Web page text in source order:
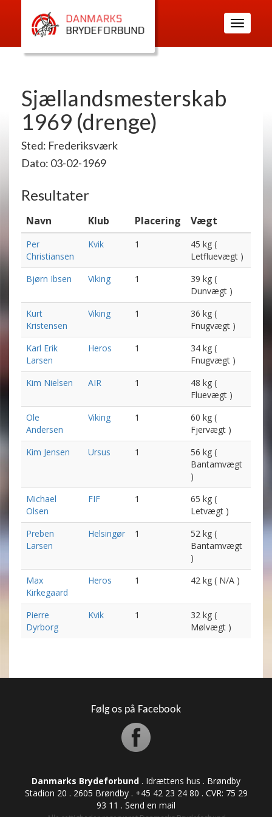
Toggle
navigation
Sjællandsmesterskab
1969 (drenge)
Sted: Frederiksværk
Dato: 03-02-1969
Resultater
Navn Klub Placering Vægt
Per
Christiansen
Kvik 1
45 kg (
Letfluevægt )
Bjørn Ibsen
Viking 1
39 kg (
Dunvægt )
Kurt
Kristensen
Viking 1
36 kg (
Fnugvægt )
Karl Erik
Larsen
Heros 1
34 kg (
Fnugvægt )
Kim Nielsen
AIR 1
48 kg (
Fluevægt )
Ole
Andersen
Viking 1
60 kg (
Fjervægt )
Kim Jensen
Ursus 1
56 kg (
Bantamvægt
)
Michael
Olsen
FIF 1
65 kg (
Letvægt )
Preben
Larsen
Helsingør 1
52 kg (
Bantamvægt
)
Max
Kirkegaard
Heros 1 42 kg ( N/A )
Pierre
Dyrborg
Kvik 1
32 kg (
Mølvægt )
Følg os på Facebook
Danmarks Brydeforbund . Idrættens hus . Brøndby
Stadion 20 . 2605 Brøndby . +45 42 23 24 80 . CVR: ​​​​​​75 29
93 11 . Send en mail